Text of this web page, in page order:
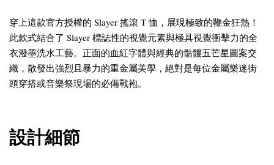
穿上這款官方授權的 Slayer 搖滾 T 恤，展現極致的鞭金狂熱！
此款式結合了 Slayer 標誌性的視覺元素與極具視覺衝擊力的全
衣潑墨洗水工藝。正面的血紅字體與經典的骷髏五芒星圖案交
織，散發出強烈且暴力的重金屬美學，絕對是每位金屬樂迷街
頭穿搭或音樂祭現場的必備戰袍。
設計細節